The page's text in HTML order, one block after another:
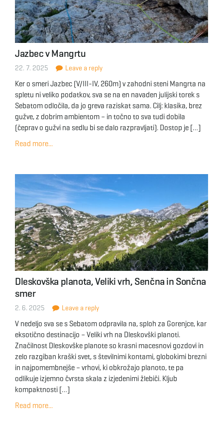
Jazbec v Mangrtu
22. 7. 2025 Leave a reply
Ker o smeri Jazbec (V/III-IV, 260m) v zahodni steni Mangrta na
spletu ni veliko podatkov, sva se na en navaden julijski torek s
Sebatom odločila, da jo greva raziskat sama. Cilj: klasika, brez
gužve, z dobrim ambientom – in točno to sva tudi dobila
(čeprav o gužvi na sedlu bi se dalo razpravljati). Dostop je […]
Read more...
Dleskovška planota, Veliki vrh, Senčna in Sončna
smer
2. 6. 2025 Leave a reply
V nedeljo sva se s Sebatom odpravila na, sploh za Gorenjce, kar
eksotično destinacijo – Veliki vrh na Dleskovški planoti.
Značilnost Dleskovške planote so krasni macesnovi gozdovi in
zelo razgiban kraški svet, s številnimi kontami, globokimi brezni
in najpomembnejše – vrhovi, ki obkrožajo planoto, te pa
odlikuje izjemno čvrsta skala z izjedenimi žlebiči. Kljub
kompaktnosti […]
Read more...